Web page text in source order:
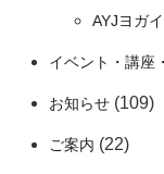
AYJヨガ
イベント・講座
お知らせ (109)
ご案内 (22)